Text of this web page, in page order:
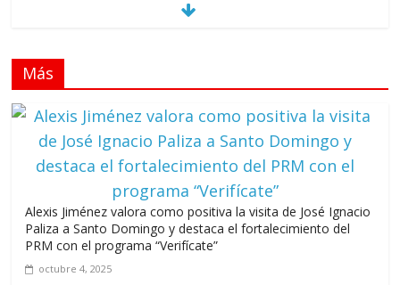
Llevar los Juegos XXV Juegos Centroamericanos
y del Caribe a las plazas y parques del país
Maimón y Estero Hondo
junio 14, 2026
Más
Alexis Jiménez valora como positiva la visita de José Ignacio
Paliza a Santo Domingo y destaca el fortalecimiento del
PRM con el programa “Verifícate”
octubre 4, 2025